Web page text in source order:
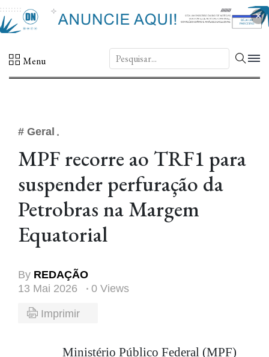
×
Menu DN.
# Geral
MPF recorre ao TRF1 para
suspender perfuração da
Petrobras na Margem
Equatorial
By REDAÇÃO
13 Mai 2026
0 Views
Imprimir